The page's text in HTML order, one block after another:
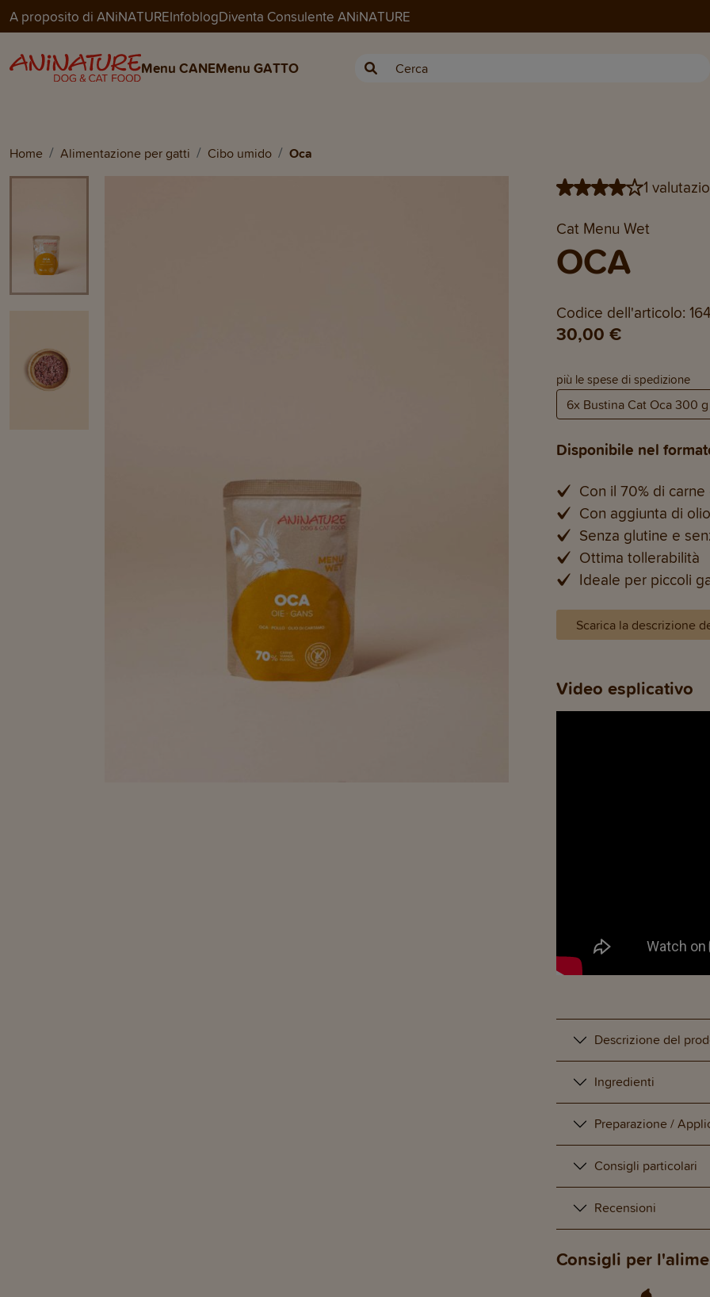
A proposito di ANiNATUREInfoblogDiventa Consulente ANiNATURE
Menu CANEMenu GATTO
OCA
30,00 €
Home Alimentazione per gatti Cibo umido Oca
1
Cat Menu Wet
OCA
Codice dell'articolo:
30,00 €
più le spese di spedizione
Disponibile nel
Con il 70% di
Con aggiunta di
Senza glutine e
Ottima tollerabilità
Ideale per piccoli
Scarica la descrizione
Video esplicativo
Descrizione del
Ingredienti
Preparazione /
Consigli particolari
Recensioni
Consigli per